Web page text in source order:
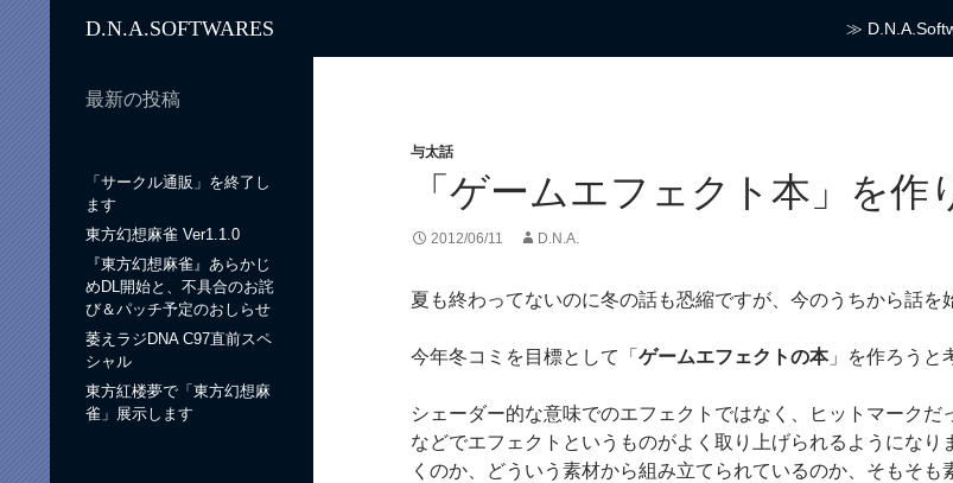
D.N.A.SOFTWARES
≫
与太話
「ゲームエフェクト本」を
2012/06/11 D.N.A.
夏も終わってないのに冬の話も恐縮ですが、今のうちから話を
今年冬コミを目標として「 ゲームエフェクトの本」を作ろうと
シェーダー的な意味でのエフェクトではなく、ヒットマーク
などでエフェクトというものがよく取り上げられるようにな
くのか、どういう素材から組み立てられているのか、そもそ
最新の投稿
「サークル通販」を終了し
ます
東方幻想麻雀 Ver1.1.0
『東方幻想麻雀』あらかじ
めDL開始と、不具合のお詫
び＆パッチ予定のおしらせ
萎えラジDNA C97直前スペ
シャル
東方紅楼夢で「東方幻想麻
雀」展示します